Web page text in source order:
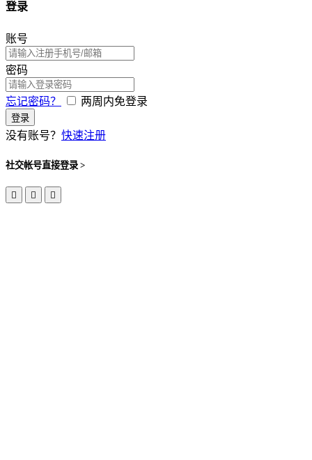
登录
账号
密码
忘记密码？ 两周内免登录
登录
没有账号？ 快速注册
社交帐号直接登录 >
  